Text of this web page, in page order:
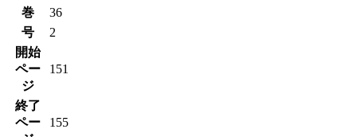
巻
36
号
2
開始
ペー
ジ
151
終了
ペー
155